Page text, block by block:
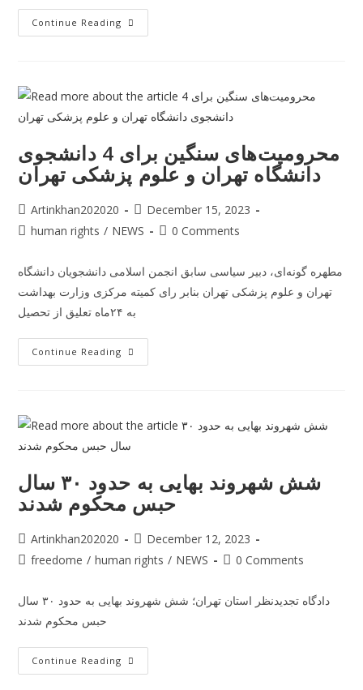
Continue Reading
محرومیت‌های سنگین برای 4 دانشجوی
دانشگاه تهران و علوم پزشکی تهران
Artinkhan202020
December 15, 2023
human rights / NEWS 0 Comments
مطهره گونه‌ای، دبیر سیاسی سابق انجمن اسلامی دانشجویان دانشگاه
تهران و علوم پزشکی تهران بنابر رای کمیته مرکزی وزارت بهداشت
به ۲۴ماه تعلیق از تحصیل
Continue Reading
شش شهروند بهایی به حدود ۳۰ سال
حبس محکوم شدند
Artinkhan202020
December 12, 2023
freedome / human rights / NEWS 0 Comments
دادگاه تجدیدنظر استان تهران؛ شش شهروند بهایی به حدود ۳۰ سال
حبس محکوم شدند
Continue Reading